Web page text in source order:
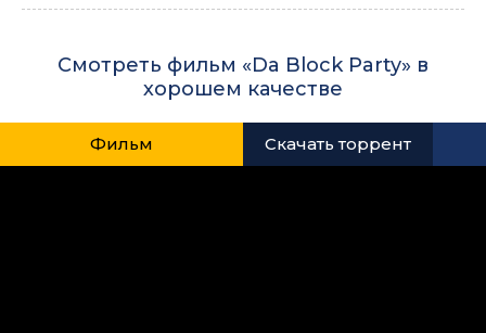
Смотреть фильм «Da Block Party» в
хорошем качестве
Фильм Скачать торрент